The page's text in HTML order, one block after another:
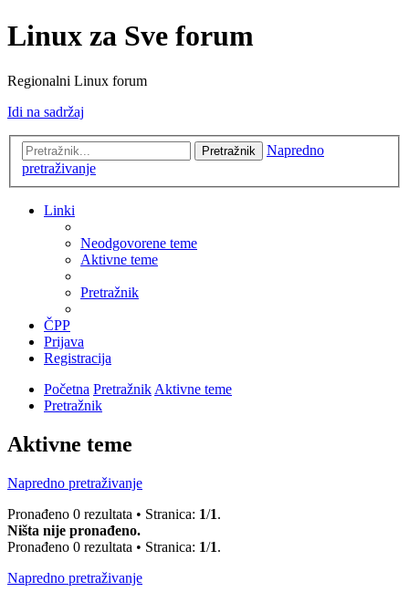
Linux za Sve forum
Regionalni Linux forum
Idi na sadržaj
Pretražnik
Napredno
pretraživanje
Linki
Neodgovorene teme
Aktivne teme
Pretražnik
ČPP
Prijava
Registracija
Početna PretražnikAktivne teme
Pretražnik
Aktivne teme
Napredno pretraživanje
Pronađeno 0 rezultata • Stranica: 1/1.
Ništa nije pronađeno.
Pronađeno 0 rezultata • Stranica: 1/1.
Napredno pretraživanje